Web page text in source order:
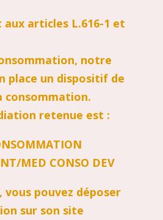
articles L.616-1 et
notre
place un dispositif de
consommation.
retenue est :
MED CONSO DEV
vous pouvez déposer
sur son site